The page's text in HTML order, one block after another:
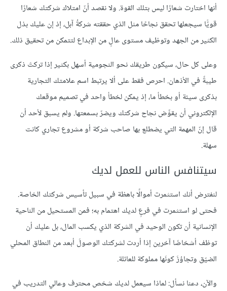
أنها اختارت شعارًا ليس بتلك القوة. ولا نقصد أنّ امتلاك شركتك شعارًا
قويًّا سيجعلها تحقق نجاحًا مثل الذي حققته شركةُ آبل، إذ إن عليك بذل
الكثير من الجهد وتوظيف مستوى عالٍ من الإبداع لتتمكن من تحقيق ذلك.
وعلى كل حال، سيكون طريقك نحو النجومية أسهل بكثير إذا تركتَ ذكرى
طيبةً في الأذهان. احرص فقط على ألا يرتبط اسم علامتك التجارية
بذكرى سيئة أو بخطأ ما، إذ يمكن لخطأ واحد في تصميم موقعك
الإلكتروني أن يقوِّض نجاح شركتك ويضرّ بسمعتها. ولم يسبق لأحد أن
قال إنّ المهمة التي يضطلع بها صاحب شركة أو مشروع تجاري كانت
سهلة.
سيتنافس الناس للعمل لديك
لنفترض أنك استثمرت أموالًا باهظة في سبيل تأسيس شركتك الخاصة.
فحتى لو استثمرت في فرعٍ لديك اهتمام به؛ فمن المستحيل من الناحية
الإنسانية أن تكون الوحيد في الشركة الذي يكسب المال، بل عليك أن
توظف أشخاصًا آخرين إذا أردت لشركتك الوصولَ أبعد من النطاق المحلي
الضيّق وتجاوُزَ كونَها مملوكة للعائلة.
والآن، دعنا نسأل: لماذا سيعمل لديك شخص محترف وعالي التدريب في